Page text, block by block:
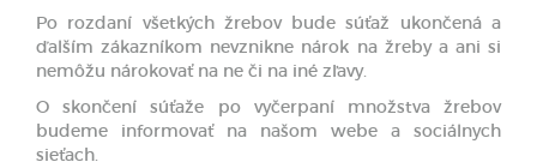
Po rozdaní všetkých žrebov bude súťaž ukončená a
ďalším zákazníkom nevznikne nárok na žreby a ani si
nemôžu nárokovať na ne či na iné zľavy.
O skončení súťaže po vyčerpaní množstva žrebov
budeme informovať na našom webe a sociálnych
sieťach.